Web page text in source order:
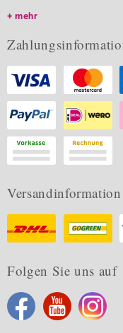
mehr
Versandinformation
Folgen Sie uns auf